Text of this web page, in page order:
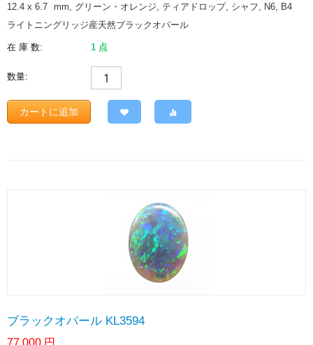
12.4 x 6.7 mm, グリーン・オレンジ, ティアドロップ, シャフ, N6, B4
ライトニングリッジ産天然ブラックオパール
在 庫 数: 1 点
数量:
カートに追加
ブラックオパール KL3594
77,000 円